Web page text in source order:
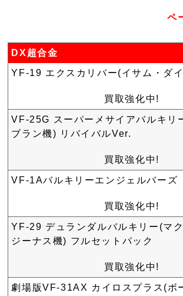
ペ
DX超合金
YF-19 エクスカリバー(イサム・ダ
買取強化中!
VF-25G スーパーメサイアバルキリ
ブラン機) リバイバルVer.
買取強化中!
VF-1Aバルキリーエンジェルバーズ
買取強化中!
YF-29 デュランダルバルキリー(マク
ジーナス機) フルセットパック
買取強化中!
劇場版VF-31AX カイロスプラス(ボ